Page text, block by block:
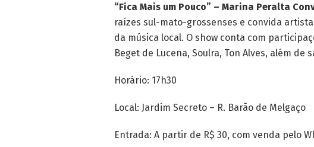
“Fica Mais um Pouco” – Marina Peralta
raízes sul-mato-grossenses e convida
da música local. O show conta com
Beget de Lucena, Soulra, Ton Alves, além de
Horário: 17h30
Local: Jardim Secreto – R. Barão de Melgaço
Entrada: A partir de R$ 30, com venda pelo